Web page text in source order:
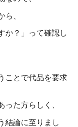
ら、
か？」って確認し
ことで代品を要求
た方らしく、
結論に至りまし